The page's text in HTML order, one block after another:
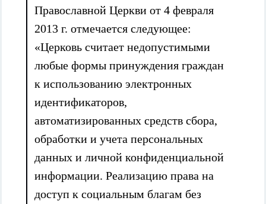
Православной Церкви от 4 февраля
2013 г. отмечается следующее:
«Церковь считает недопустимыми
любые формы принуждения граждан
к использованию электронных
идентификаторов,
автоматизированных средств сбора,
обработки и учета персональных
данных и личной конфиденциальной
информации. Реализацию права на
доступ к социальным благам без